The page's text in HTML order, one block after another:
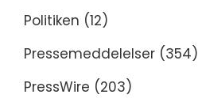
Politiken (12)
Pressemeddelelser (354)
PressWire (203)